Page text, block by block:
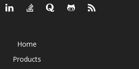
Home
Products